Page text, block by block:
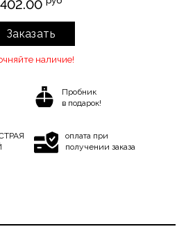
402.00
Заказать
наличие!
Пробник
в подарок!
оплата при
получении заказа